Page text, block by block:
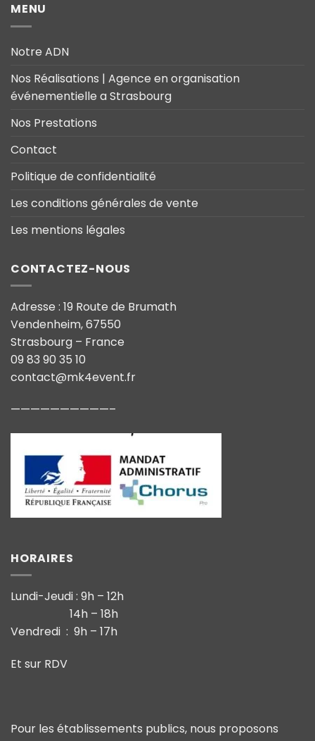
MENU
Notre ADN
Nos Réalisations | Agence en organisation
événementielle a Strasbourg
Nos Prestations
Contact
Politique de confidentialité
Les conditions générales de vente
Les mentions légales
CONTACTEZ-NOUS
Adresse : 19 Route de Brumath
Vendenheim, 67550
Strasbourg – France
09 83 90 35 10
contact@mk4event.fr
——————————–
HORAIRES
Lundi-Jeudi : 9h – 12h
14h – 18h
Vendredi : 9h – 17h
Et sur RDV
Pour les établissements publics, nous proposons